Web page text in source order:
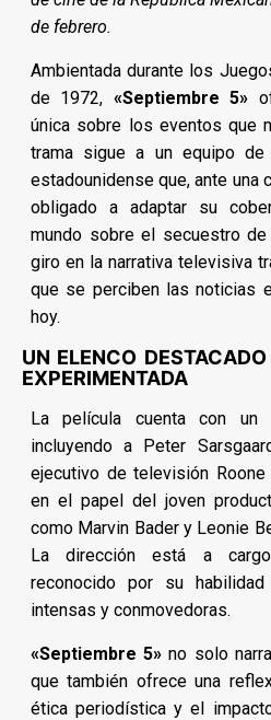
de febrero.
Ambientada durante los
de 1972, «Septiembre 5»
única sobre los eventos que
trama sigue a un equipo de
estadounidense que, ante una
obligado a adaptar su
mundo sobre el secuestro
giro en la narrativa televisiva
que se perciben las noticias
hoy.
UN ELENCO
EXPERIMENTADA
La película cuenta con un
incluyendo a Peter
ejecutivo de televisión
en el papel del joven
como Marvin Bader y Leonie
La dirección está a
reconocido por su
intensas y conmovedoras.
«Septiembre 5» no solo
que también ofrece una
ética periodística y el